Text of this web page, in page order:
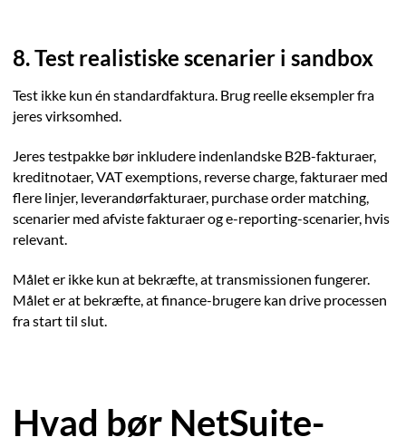
8. Test realistiske scenarier i sandbox
Test ikke kun én standardfaktura. Brug reelle eksempler fra
jeres virksomhed.
Jeres testpakke bør inkludere indenlandske B2B-fakturaer,
kreditnotaer, VAT exemptions, reverse charge, fakturaer med
flere linjer, leverandørfakturaer, purchase order matching,
scenarier med afviste fakturaer og e-reporting-scenarier, hvis
relevant.
Målet er ikke kun at bekræfte, at transmissionen fungerer.
Målet er at bekræfte, at finance-brugere kan drive processen
fra start til slut.
Hvad bør NetSuite-